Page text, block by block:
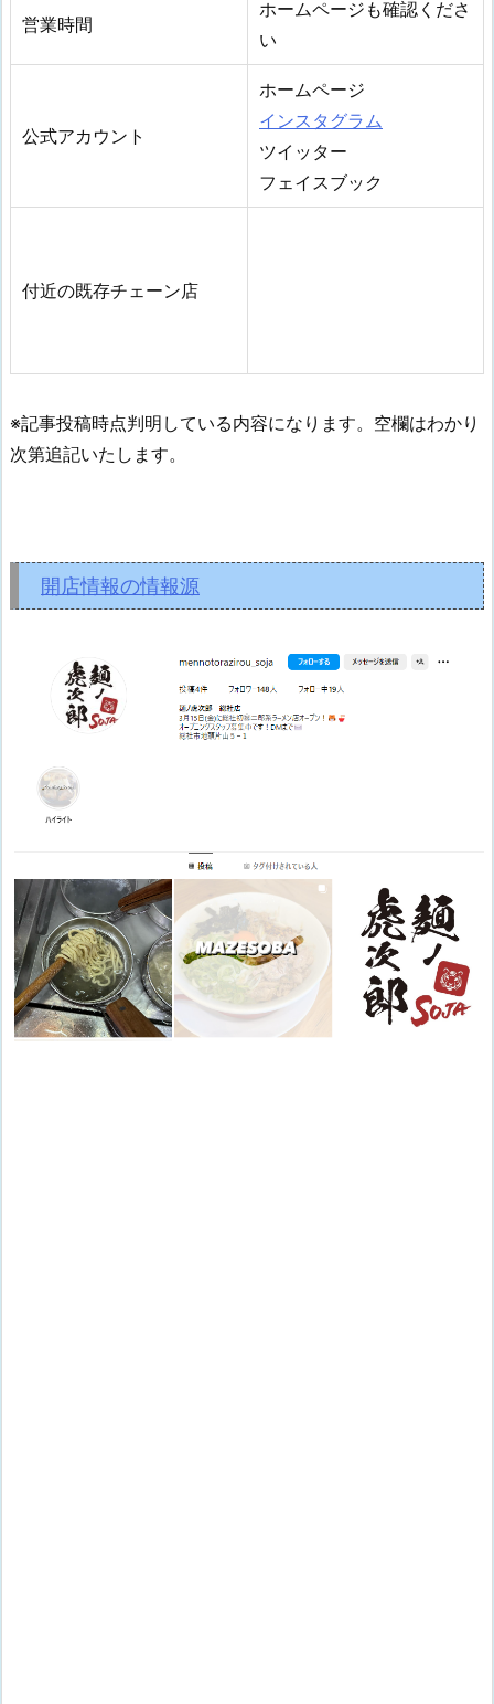
営業時間
ホームページも確認くださ
い
公式アカウント
ホームページ
インスタグラム
ツイッター
フェイスブック
付近の既存チェーン店
※記事投稿時点判明している内容になります。空欄はわかり
次第追記いたします。
開店情報の情報源